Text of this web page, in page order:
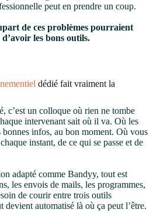
peut en prendre un coup.
de ces problèmes pourraient
les bons outils.
dédié fait vraiment la
c’est un colloque où rien ne tombe
intervenant sait où il va. Où les
infos, au bon moment. Où vous
instant, de ce qui se passe et de
adapté comme Bandyy, tout est
les envois de mails, les programmes,
de courir entre trois outils
automatisé là où ça peut l’être.